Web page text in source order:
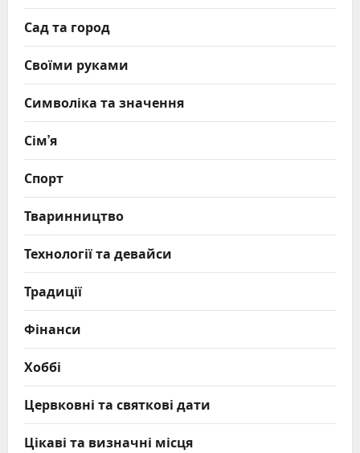
Сад та город
Своїми руками
Символіка та значення
Сім’я
Спорт
Тваринництво
Технології та девайси
Традиції
Фінанси
Хоббі
Цервковні та святкові дати
Цікаві та визначні місця